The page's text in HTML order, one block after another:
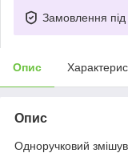
Замовлення під
Опис
Опис
Одноручковий